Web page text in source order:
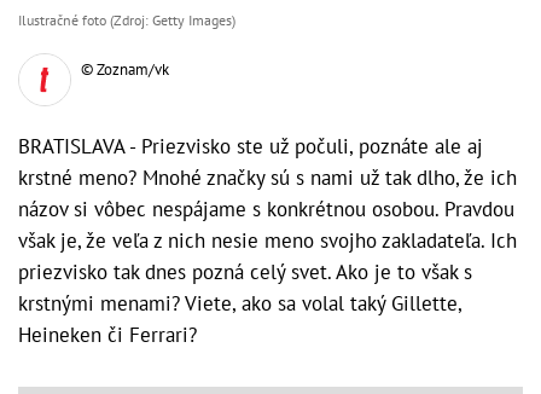
Ilustračné foto (Zdroj: Getty Images)
© Zoznam/vk
BRATISLAVA - Priezvisko ste už počuli, poznáte ale aj
krstné meno? Mnohé značky sú s nami už tak dlho, že ich
názov si vôbec nespájame s konkrétnou osobou. Pravdou
však je, že veľa z nich nesie meno svojho zakladateľa. Ich
priezvisko tak dnes pozná celý svet. Ako je to však s
krstnými menami? Viete, ako sa volal taký Gillette,
Heineken či Ferrari?